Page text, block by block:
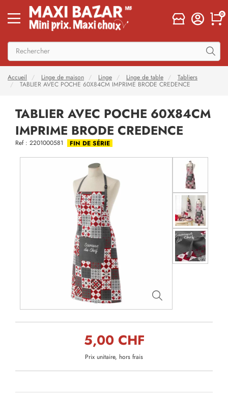
0
Accueil Linge de maison Linge Linge de table
Tabliers
TABLIER AVEC POCHE 60X84CM IMPRIME BRODE CREDENCE
TABLIER AVEC POCHE 60X84CM
IMPRIME BRODE CREDENCE
Ref : 2201000581 FIN DE SÉRIE
5,00 CHF
Prix unitaire, hors frais